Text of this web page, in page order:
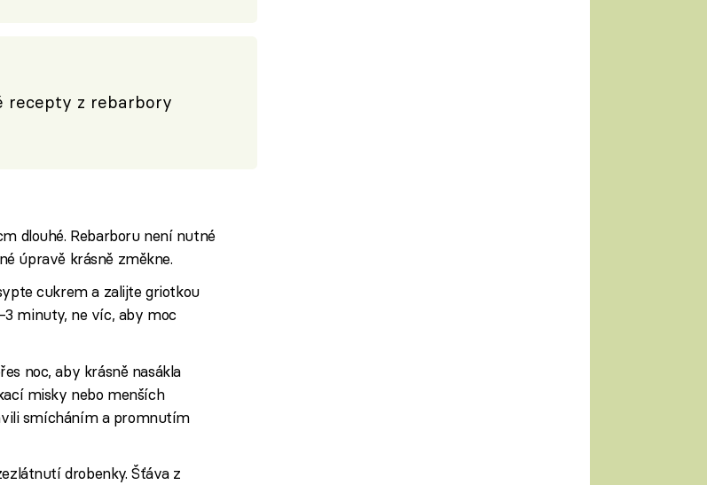
recepty z rebarbory
dlouhé. Rebarboru není nutné
úpravě krásně změkne.
cukrem a zalijte griotkou
minuty, ne víc, aby moc
noc, aby krásně nasákla
misky nebo menších
smícháním a promnutím
drobenky. Šťáva z